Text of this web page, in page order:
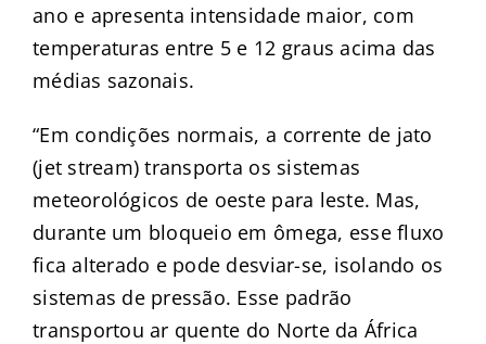
ano e apresenta intensidade maior, com
temperaturas entre 5 e 12 graus acima das
médias sazonais.
“Em condições normais, a corrente de jato
(jet stream) transporta os sistemas
meteorológicos de oeste para leste. Mas,
durante um bloqueio em ômega, esse fluxo
fica alterado e pode desviar-se, isolando os
sistemas de pressão. Esse padrão
transportou ar quente do Norte da África